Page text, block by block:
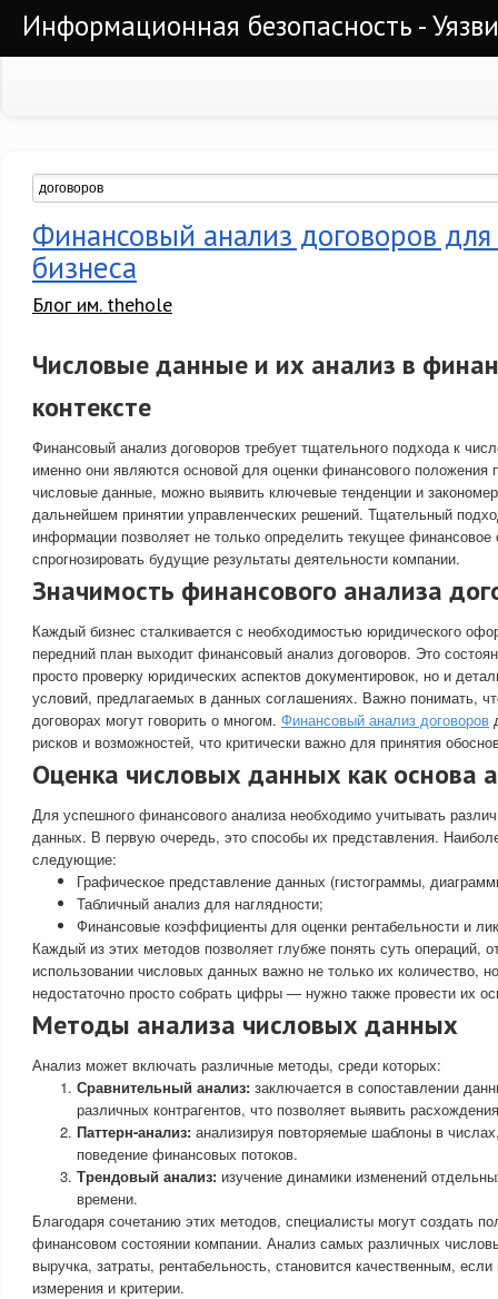
Информационная безопасность -
Финансовый анализ договоров
бизнеса
Блог им. thehole
Числовые данные и их анализ в
контексте
Финансовый анализ договоров требует тщательного подхода к
именно они являются основой для оценки финансового положения
числовые данные, можно выявить ключевые тенденции и
дальнейшем принятии управленческих решений. Тщательный
информации позволяет не только определить текущее финансовое
спрогнозировать будущие результаты деятельности компании.
Значимость финансового анализа
Каждый бизнес сталкивается с необходимостью юридического
передний план выходит финансовый анализ договоров. Это
просто проверку юридических аспектов документировок, но и
условий, предлагаемых в данных соглашениях. Важно понимать,
договорах могут говорить о многом. Финансовый анализ договоров
рисков и возможностей, что критически важно для принятия
Оценка числовых данных как основа
Для успешного финансового анализа необходимо учитывать
данных. В первую очередь, это способы их представления.
следующие:
Графическое представление данных (гистограммы,
Табличный анализ для наглядности;
Финансовые коэффициенты для оценки рентабельности и
Каждый из этих методов позволяет глубже понять суть операций,
использовании числовых данных важно не только их количество,
недостаточно просто собрать цифры — нужно также провести их
Методы анализа числовых данных
Анализ может включать различные методы, среди которых:
Сравнительный анализ: заключается в сопоставлении
различных контрагентов, что позволяет выявить
Паттерн-анализ: анализируя повторяемые шаблоны в
поведение финансовых потоков.
Трендовый анализ: изучение динамики изменений
времени.
Благодаря сочетанию этих методов, специалисты могут создать
финансовом состоянии компании. Анализ самых различных
выручка, затраты, рентабельность, становится качественным,
измерения и критерии.